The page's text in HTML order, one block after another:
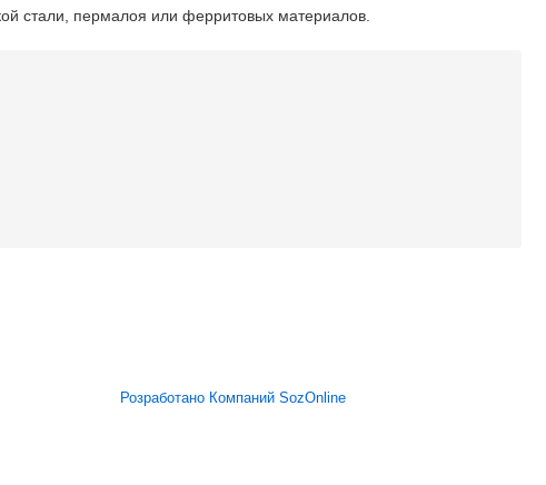
стали, пермалоя или ферритовых материалов.
Розработано Компаний SozOnline